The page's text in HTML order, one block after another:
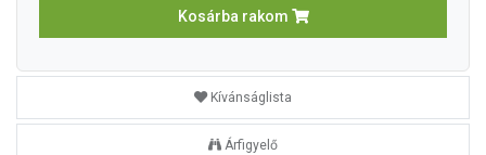
Kosárba rakom
Kívánságlista
Árfigyelő